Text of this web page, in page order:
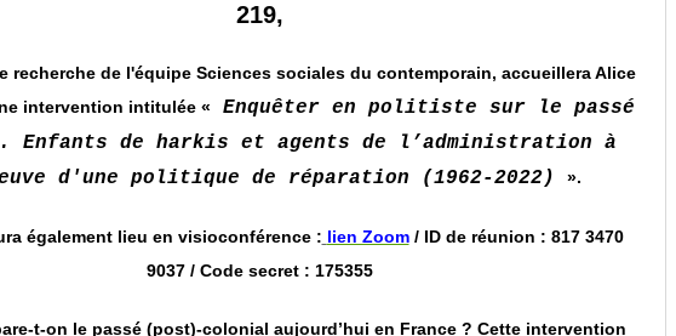
219,
recherche de l'équipe Sciences sociales du contemporain, accueillera Alice
intervention intitulée « Enquêter en politiste sur le passé
Enfants de harkis et agents de l’administration à
d'une politique de réparation (1962-2022) ».
également lieu en visioconférence : lien Zoom/ ID de réunion : 817 3470
9037 / Code secret : 175355
t-on le passé (post)-colonial aujourd’hui en France ? Cette intervention